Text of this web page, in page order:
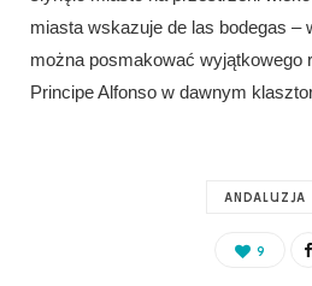
miasta wskazuje de las bodegas –
można posmakować wyjątkowego
Principe Alfonso w dawnym
ANDALUZJA
9